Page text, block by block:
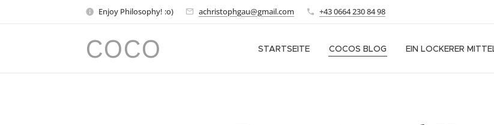
Enjoy Philosophy! :o) achristophgau@gmail.com +43 0664 230 84 98
COCO STARTSEITE COCOS BLOG EIN LOCKERER